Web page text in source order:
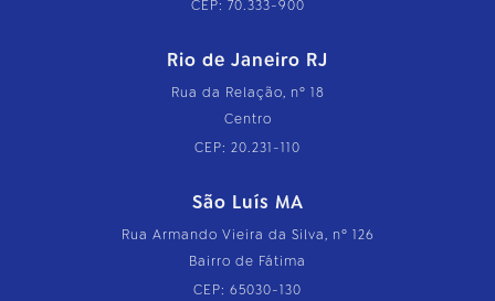
CEP: 70.333-900
Rio de Janeiro RJ
Rua da Relação, nº 18
Centro
CEP: 20.231-110
São Luís MA
Rua Armando Vieira da Silva, nº 126
Bairro de Fátima
CEP: 65030-130